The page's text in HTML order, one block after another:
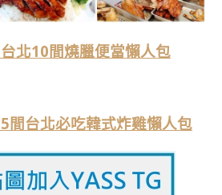
台北10間燒臘便當懶人包
5間台北必吃韓式炸雞懶人包